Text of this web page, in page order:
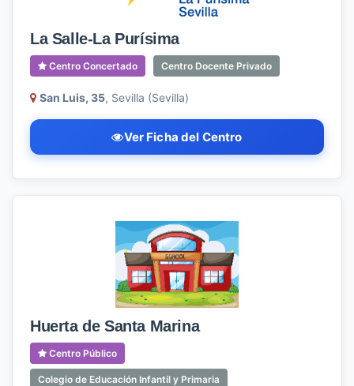
La Salle-La Purísima
Centro Concertado Centro Docente Privado
San Luis, 35, Sevilla (Sevilla)
Ver Ficha del Centro
Huerta de Santa Marina
Centro Público
Colegio de Educación Infantil y Primaria